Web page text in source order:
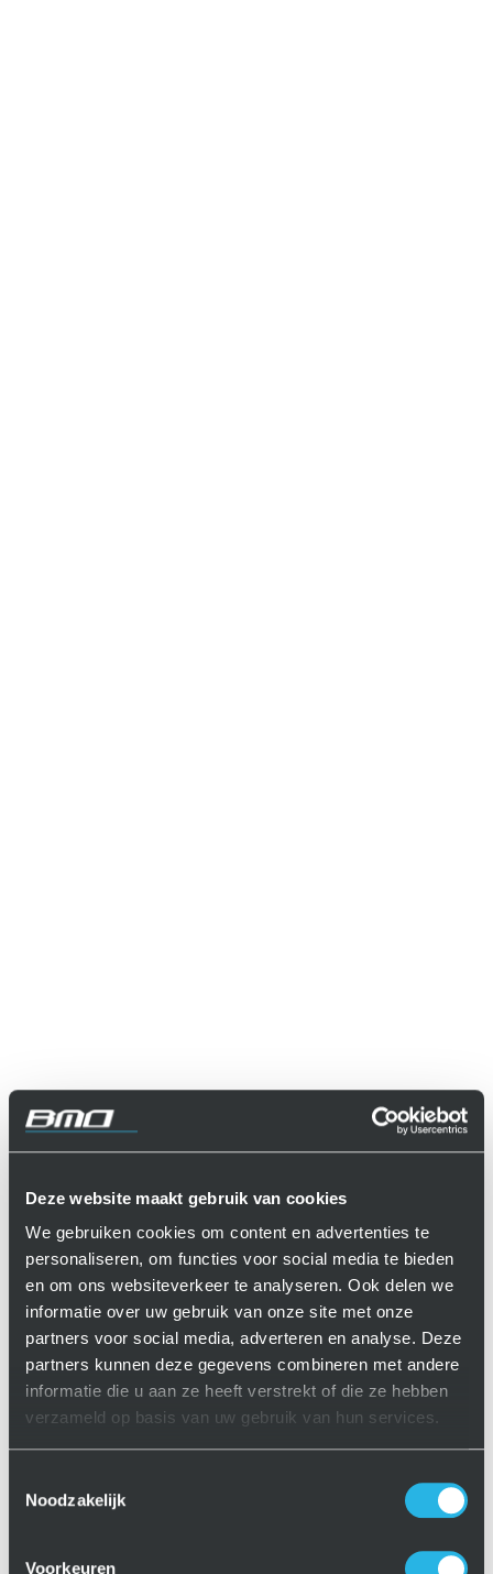
Deze website maakt gebruik van cookies
We gebruiken cookies om content en advertenties te
personaliseren, om functies voor social media te bieden
en om ons websiteverkeer te analyseren. Ook delen we
informatie over uw gebruik van onze site met onze
partners voor social media, adverteren en analyse. Deze
partners kunnen deze gegevens combineren met andere
informatie die u aan ze heeft verstrekt of die ze hebben
verzameld op basis van uw gebruik van hun services.
Noodzakelijk
Voorkeuren